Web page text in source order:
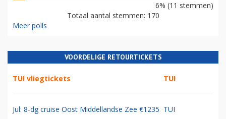
6% (11 stemmen)
Totaal aantal stemmen: 170
Meer polls
VOORDELIGE RETOURTICKETS
TUI vliegtickets TUI
Jul: 8-dg cruise Oost Middellandse Zee €1235 TUI